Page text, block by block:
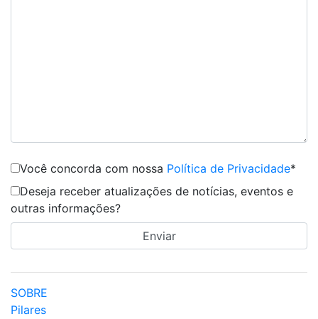
Você concorda com nossa Política de Privacidade*
Deseja receber atualizações de notícias, eventos e
outras informações?
SOBRE
Pilares